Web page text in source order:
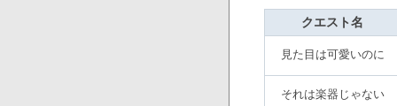
クエスト名
見た目は可愛いのに
それは楽器じゃない